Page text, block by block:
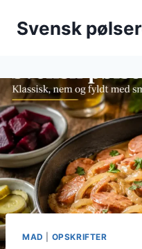
Svensk
MAD OPSKRIFTER